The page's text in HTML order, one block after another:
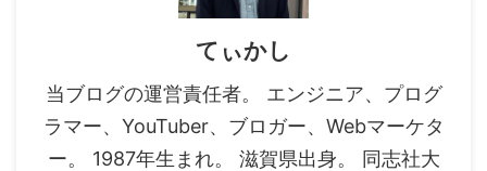
てぃかし
当ブログの運営責任者。 エンジニア、プログ
ラマー、YouTuber、ブロガー、Webマーケタ
ー。 1987年生まれ。 滋賀県出身。 同志社大